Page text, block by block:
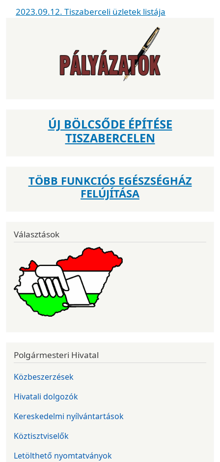
2023.09.12. Tiszaberceli üzletek listája
ÚJ BÖLCSŐDE ÉPÍTÉSE
TISZABERCELEN
TÖBB FUNKCIÓS EGÉSZSÉGHÁZ
FELÚJÍTÁSA
Választások
Polgármesteri Hivatal
Közbeszerzések
Hivatali dolgozók
Kereskedelmi nyílvántartások
Köztisztviselők
Letölthető nyomtatványok